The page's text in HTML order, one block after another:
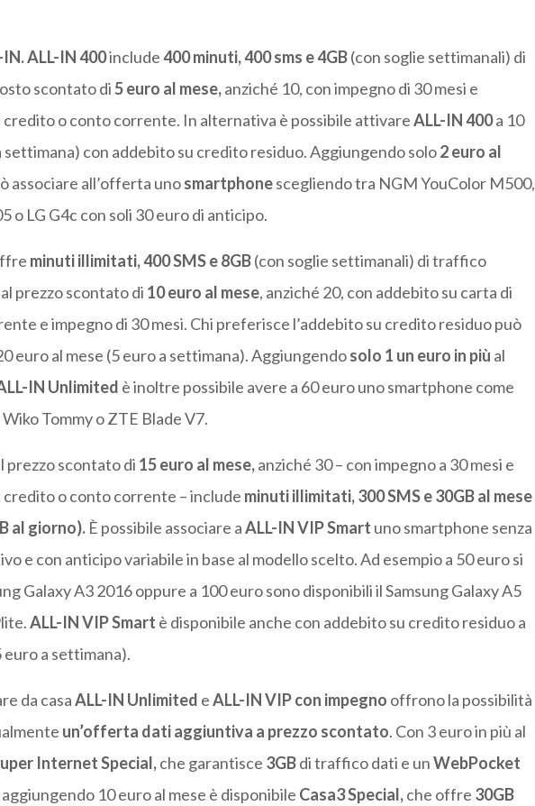
IN. ALL-IN 400include400 minuti, 400 sms e 4GB(con soglie settimanali) di
scontato di5 euro al mese,anziché 10, con impegno di 30 mesi e
credito o conto corrente. In alternativa è possibile attivareALL-IN 400a 10
settimana) con addebito su credito residuo. Aggiungendo solo2 euro al
associare all’offerta unosmartphonescegliendo tra NGM YouColor M500,
o LG G4c con soli 30 euro di anticipo.
minuti illimitati,400 SMS e 8GB(con soglie settimanali) di traffico
prezzo scontato di 10 euro al mese, anziché 20, con addebito su carta di
e impegno di 30 mesi. Chi preferisce l’addebito su credito residuo può
euro al mese (5 euro a settimana). Aggiungendosolo 1 un euro in più al
IN Unlimited è inoltre possibile avere a 60 euro uno smartphone come
Tommy o ZTE Blade V7.
prezzo scontato di 15 euro al mese,anziché 30 – con impegno a 30 mesi e
credito o conto corrente – include minuti illimitati, 300 SMS e 30GB al mese
al giorno). È possibile associare aALL-IN VIP Smart uno smartphone senza
e con anticipo variabile in base al modello scelto. Ad esempio a 50 euro si
Galaxy A3 2016 oppure a 100 euro sono disponibili il Samsung Galaxy A5
ALL-IN VIP Smart è disponibile anche con addebito su credito residuo a
euro a settimana).
da casaALL-IN Unlimited eALL-IN VIP con impegno offrono la possibilità
un’offerta dati aggiuntiva a prezzo scontato. Con 3 euro in più al
Internet Special,che garantisce 3GBdi traffico dati e unWebPocket
10 euro al mese è disponibile Casa3 Special,che offre 30GB